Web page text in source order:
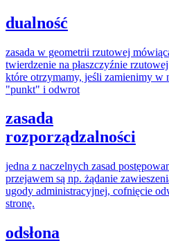
dualność
zasada w geometrii rzutowej
twierdzenie na płaszczyźnie
które otrzymamy, jeśli zamienimy w
"punkt" i odwrot
zasada
rozporządzalności
jedna z naczelnych zasad
przejawem są np. żądanie
ugody administracyjnej, cofnięcie
stronę.
odsłona